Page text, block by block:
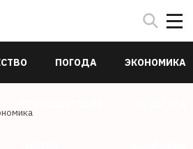
ПОГОДА ЭКОНОМИКА